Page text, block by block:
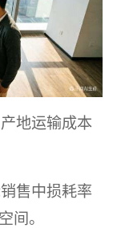
地运输成本
售中损耗率
间。